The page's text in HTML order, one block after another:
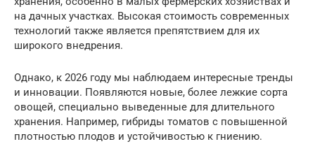
на дачных участках. Высокая стоимость современных
технологий также является препятствием для их
широкого внедрения.
Однако, к 2026 году мы наблюдаем интересные тренды
и инновации. Появляются новые, более лежкие сорта
овощей, специально выведенные для длительного
хранения. Например, гибриды томатов с повышенной
плотностью плодов и устойчивостью к гниению.